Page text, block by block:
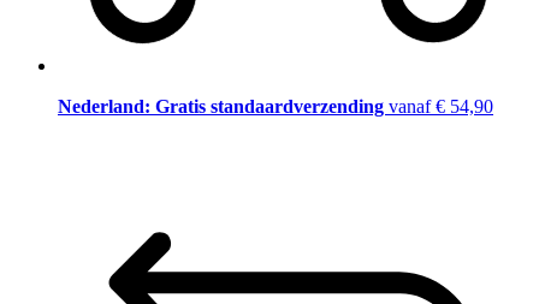
Nederland: Gratis standaardverzending vanaf € 54,90